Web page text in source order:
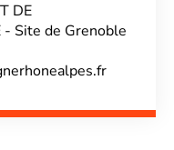
DE
- Site de Grenoble